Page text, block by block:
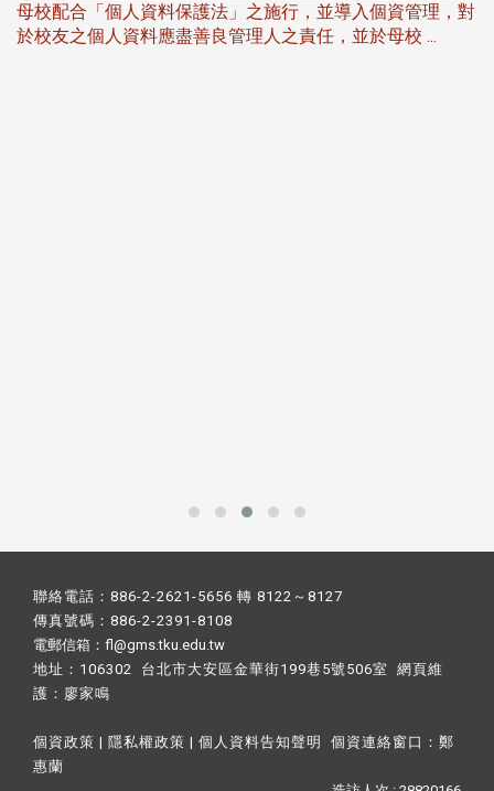
母校配合「個人資料保護法」之施行，並導入個資管理，對
於校友之個人資料應盡善良管理人之責任，並於母校 ...
聯絡電話：886-2-2621-5656 轉 8122～8127
傳真號碼：886-2-2391-8108
電郵信箱：fl@gms.tku.edu.tw
地址：106302 台北市大安區金華街199巷5號506室 網頁維
護： 廖家鳴​
個資政策 | 隱私權政策 | 個人資料告知聲明 個資連絡窗口： 鄭
惠蘭